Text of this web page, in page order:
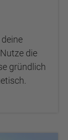
die
gründlich